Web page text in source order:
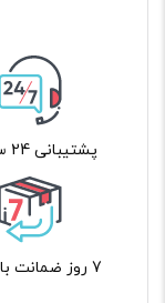
پشتیبانی 24 ساعته
7 روز ضمانت بازگشت